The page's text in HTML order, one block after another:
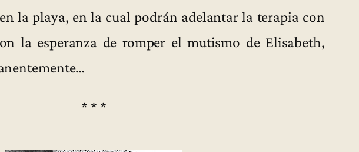
la playa, en la cual podrán adelantar la terapia con
la esperanza de romper el mutismo de Elisabeth,
* * *